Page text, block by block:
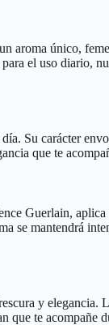
aroma único,
el uso diario,
Su carácter
que te
Guerlain,
se mantendrá
y
te